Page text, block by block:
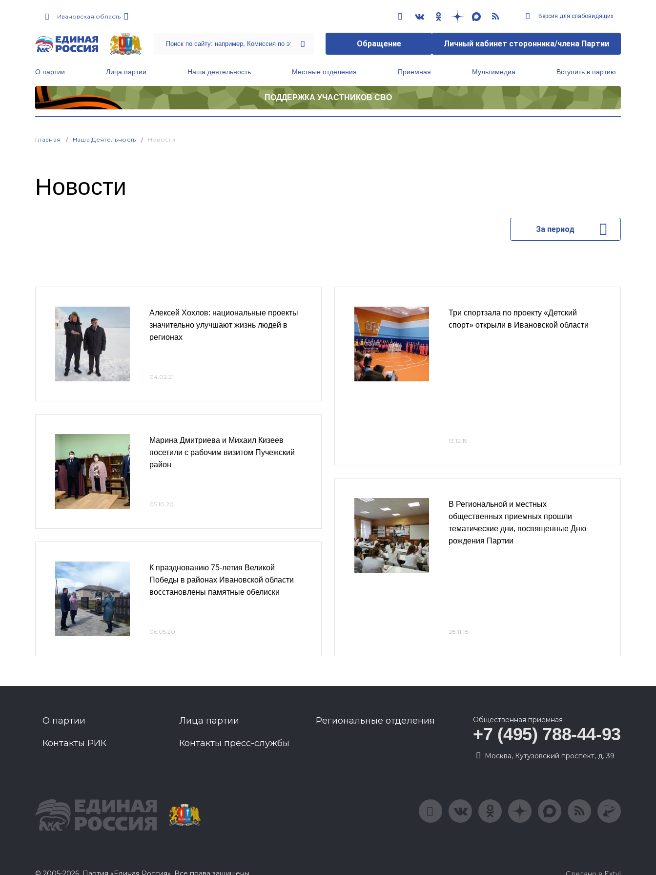
Ивановская область Версия для слабовидящих
Обращение Личный кабинет сторонника/члена Партии
О партии Лица партии Наша деятельность Местные отделения Приемная Мультимедиа Вступить в партию
ПОДДЕРЖКА УЧАСТНИКОВ СВО
Главная Наша Деятельность Новости
Новости
За период
Алексей Хохлов: национальные проекты
значительно улучшают жизнь людей в
регионах
04.02.21
Марина Дмитриева и Михаил Кизеев
посетили с рабочим визитом Пучежский
район
05.10.20
К празднованию 75-летия Великой
Победы в районах Ивановской области
восстановлены памятные обелиски
06.05.20
Три спортзала по проекту «Детский
спорт» открыли в Ивановской области
13.12.19
В Региональной и местных
общественных приемных прошли
тематические дни, посвященные Дню
рождения Партии
28.11.18
О партии Лица партии Региональные отделения
Контакты РИК Контакты пресс-службы
Общественная приемная
+7 (495) 788-44-93
Москва, Кутузовский проспект, д. 39